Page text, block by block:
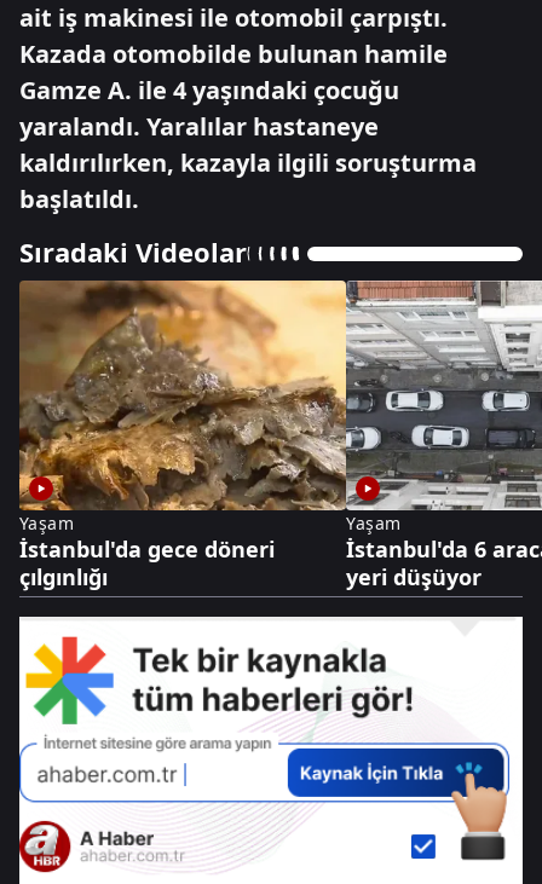
ait iş makinesi ile otomobil çarpıştı.
Kazada otomobilde bulunan hamile
Gamze A. ile 4 yaşındaki çocuğu
yaralandı. Yaralılar hastaneye
kaldırılırken, kazayla ilgili soruşturma
başlatıldı.
Sıradaki Videolar
Yaşam
İstanbul'da gece döneri
çılgınlığı
Yaşam
İstanbul'da 6
yeri düşüyor